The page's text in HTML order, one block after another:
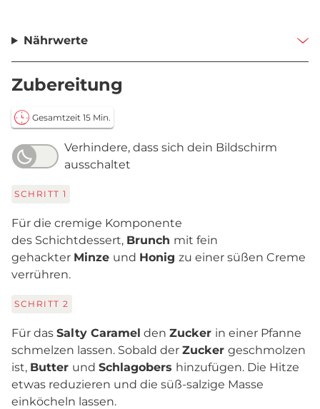
Nährwerte
Zubereitung
Gesamtzeit 15 Min.
Verhindere, dass sich dein Bildschirm
ausschaltet
SCHRITT 1
Für die cremige Komponente
des Schichtdessert, Brunch mit fein
gehackter Minze und Honig zu einer süßen Creme
verrühren.
SCHRITT 2
Für das Salty Caramel den Zucker in einer Pfanne
schmelzen lassen. Sobald der Zucker geschmolzen
ist, Butter und Schlagobers hinzufügen. Die Hitze
etwas reduzieren und die süß-salzige Masse
einköcheln lassen.